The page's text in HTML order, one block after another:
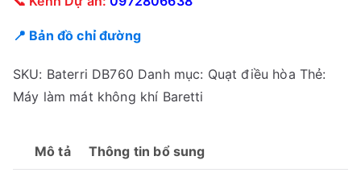
📍 Bản đồ chỉ đường
SKU: Baterri DB760 Danh mục: Quạt điều hòa Thẻ:
Máy làm mát không khí Baretti
Mô tả Thông tin bổ sung